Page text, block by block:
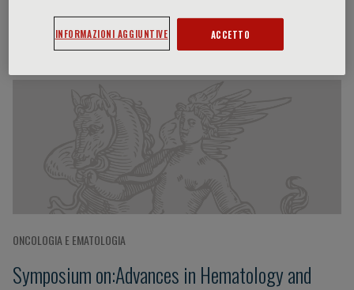
Partecipazioni del relatore
ONCOLOGIA E EMATOLOGIA
Symposium on:Advances in Hematology and
INFORMAZIONI AGGIUNTIVE ACCETTO